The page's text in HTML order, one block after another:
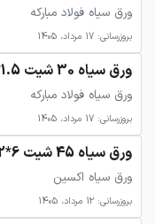
ورق سیاه فولاد مبارکه
بروزرسانی: 17 مرداد، 1405
ورق سیاه 30 شیت 1.5*6 فولاد مبارکه
ورق سیاه فولاد مبارکه
بروزرسانی: 17 مرداد، 1405
ورق سیاه 45 شیت 6*2 اکسین
ورق سیاه اکسین
بروزرسانی: 12 مرداد، 1405